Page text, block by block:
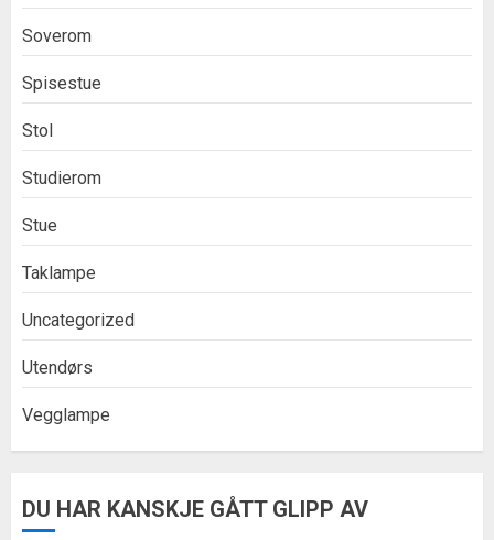
Soverom
Spisestue
Stol
Studierom
Stue
Taklampe
Uncategorized
Utendørs
Vegglampe
DU HAR KANSKJE GÅTT GLIPP AV